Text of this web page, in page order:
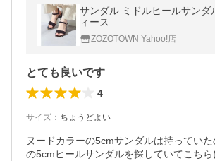
サンダル ミドルヒールサンダ
ィース
ZOZOTOWN Yahoo!店
とても良いです
4
サイズ ： ちょうどよい
ヌードカラーの5cmサンダルは持ってい
の5cmヒールサンダルを探していてこち